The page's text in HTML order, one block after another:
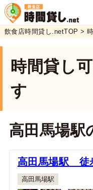
飲食店時間貸し.netTOP >
時間貸し
す
高田馬場駅
高田馬場駅 徒
高田馬場駅